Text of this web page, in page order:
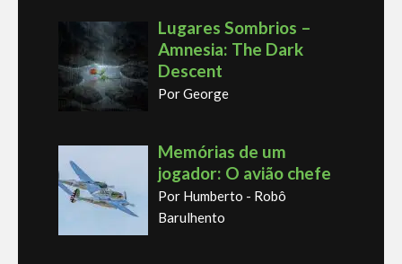
Lugares Sombrios –
Amnesia: The Dark
Descent
Por George
Memórias de um
jogador: O avião chefe
Por Humberto - Robô
Barulhento